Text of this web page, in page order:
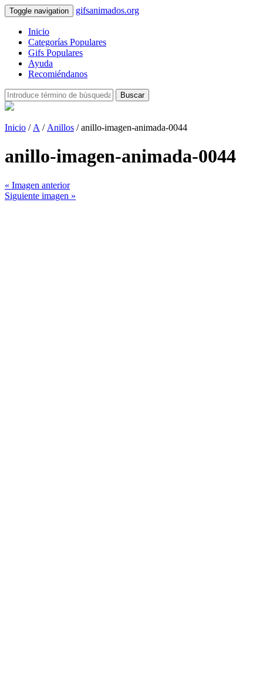
Toggle navigation gifsanimados.org
Inicio
Categorías Populares
Gifs Populares
Ayuda
Recomiéndanos
Buscar
Inicio / A / Anillos / anillo-imagen-animada-0044
anillo-imagen-animada-0044
« Imagen anterior
Siguiente imagen »